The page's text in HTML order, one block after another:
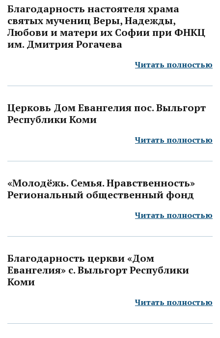
Благодарность настоятеля храма
святых мучениц Веры, Надежды,
Любови и матери их Софии при ФНКЦ
им. Дмитрия Рогачева
Читать полностью
Церковь Дом Евангелия пос. Выльгорт
Республики Коми
Читать полностью
«Молодёжь. Семья. Нравственность»
Региональный общественный фонд
Читать полностью
Благодарность церкви «Дом
Евангелия» с. Выльгорт Республики
Коми
Читать полностью